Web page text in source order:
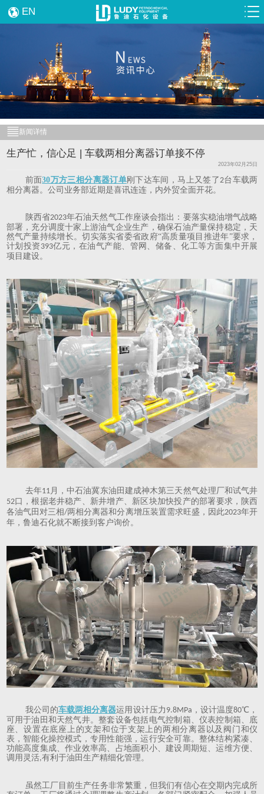
EN
新闻详情
生产忙，信心足 | 车载两相分离器订单接不停
2023年02月25日
前面30万方三相分离器订单刚下达车间，马上又签了2台车载两
相分离器。公司业务部近期是喜讯连连，内外贸全面开花。
陕西省2023年石油天然气工作座谈会指出：要落实稳油增气战略
部署，充分调度十家上游油气企业生产，确保石油产量保持稳定，天
然气产量持续增长。切实落实省委省政府“高质量项目推进年”要求，
计划投资 393亿元，在油气产能、管网、储备、化工等方面集中开展
项目建设。
去年11月，中石油冀东油田建成神木第三天然气处理厂和试气井
52口 ，根据老井稳产、新井增产、新区块加快投产的部署要求，陕西
各油气田对三相/两相分离器和分离增压装置需求旺盛，因此2023年开
年，鲁迪石化就不断接到客户询价。
我公司的车载两相分离器运用设计压力 9.8MPa ，设计温度80℃，
可用于油田和天然气井。整套设备包括电气控制箱、仪表控制箱、底
座、设置在底座上的支架和位于支架上的两相分离器以及阀门和仪
表，智能化操控模式，专用性能强，运行安全可靠。整体结构紧凑、
功能高度集成、作业效率高、占地面积小、建设周期短、运维方便、
调用灵活,有利于油田生产精细化管理。
虽然工厂目前生产任务非常繁重，但我们有信心在交期内完成所